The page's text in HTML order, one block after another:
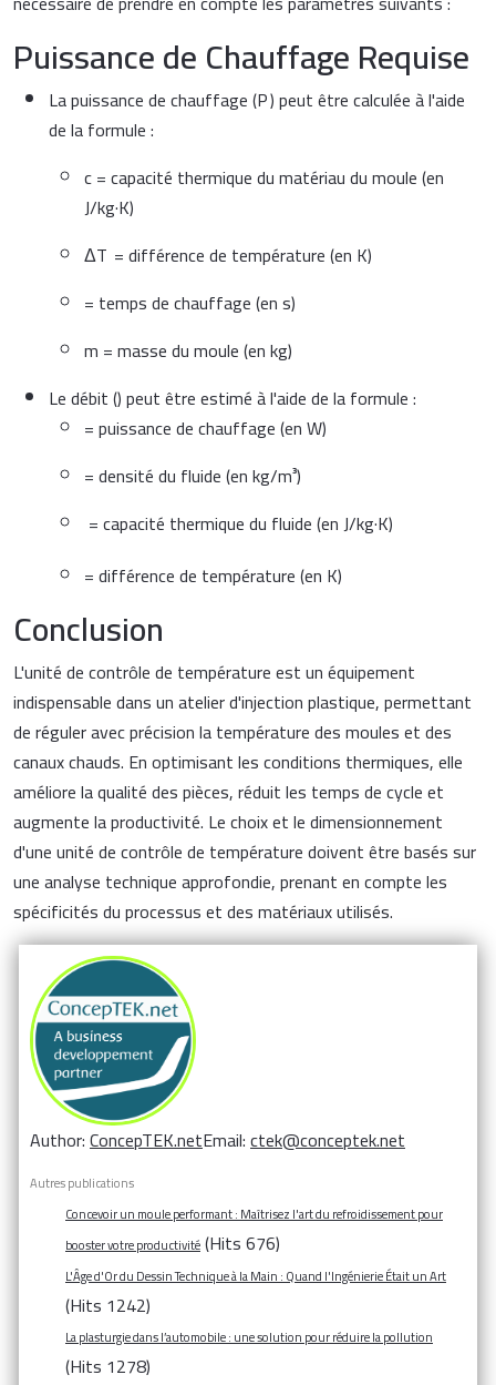
Puissance de Chauffage Requise
La puissance de chauffage (P) peut être calculée à l'aide
de la formule :
c= capacité thermique du matériau du moule (en
J/kg·K)
ΔT = différence de température (en K)
= temps de chauffage (en s)
m = masse du moule (en kg)
Le débit () peut être estimé à l'aide de la formule :
= puissance de chauffage (en W)
= densité du fluide (en kg/m³)
= capacité thermique du fluide (en J/kg·K)
= différence de température (en K)
Conclusion
L'unité de contrôle de température est un équipement
indispensable dans un atelier d'injection plastique, permettant
de réguler avec précision la température des moules et des
canaux chauds. En optimisant les conditions thermiques, elle
améliore la qualité des pièces, réduit les temps de cycle et
augmente la productivité. Le choix et le dimensionnement
d'une unité de contrôle de température doivent être basés sur
une analyse technique approfondie, prenant en compte les
spécificités du processus et des matériaux utilisés.
Author:ConcepTEK.netEmail:ctek@conceptek.net
Autres publications
Concevoir un moule performant : Maîtrisez l'art du refroidissement pour
booster votre productivité(Hits 676)
L'Âge d'Or du Dessin Technique à la Main : Quand l'Ingénierie Était un Art
(Hits 1242)
La plasturgie dans l’automobile : une solution pour réduire la pollution
(Hits 1278)